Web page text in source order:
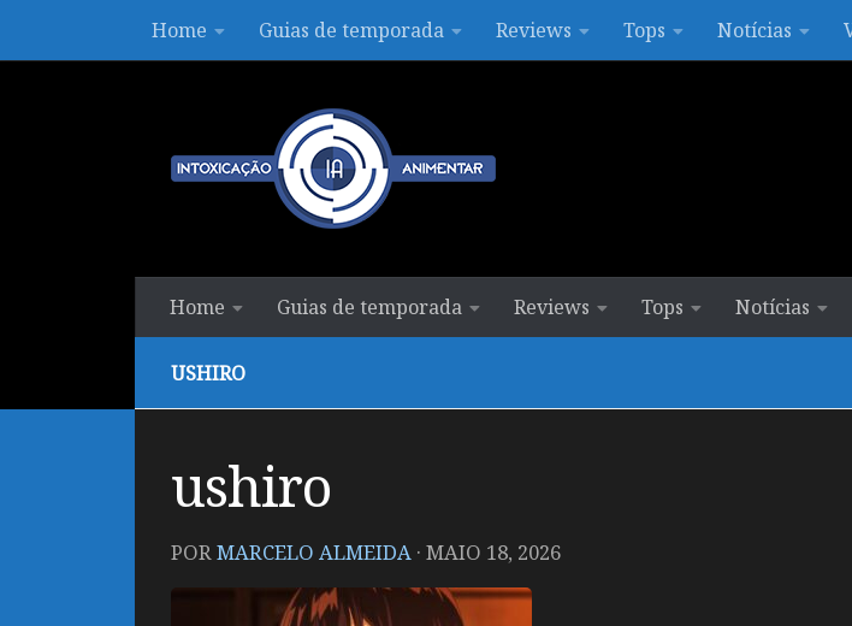
Skip to contentHome Guias de temporada Reviews Tops Notícias
Home Guias de temporada Reviews Tops Notícias
USHIRO
ushiro
PORMARCELO ALMEIDA · MAIO 18, 2026